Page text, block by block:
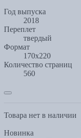
Год выпуска
2018
Переплет
твердый
Формат
170x220
Количество страниц
560
Товара нет в наличии
Новинка